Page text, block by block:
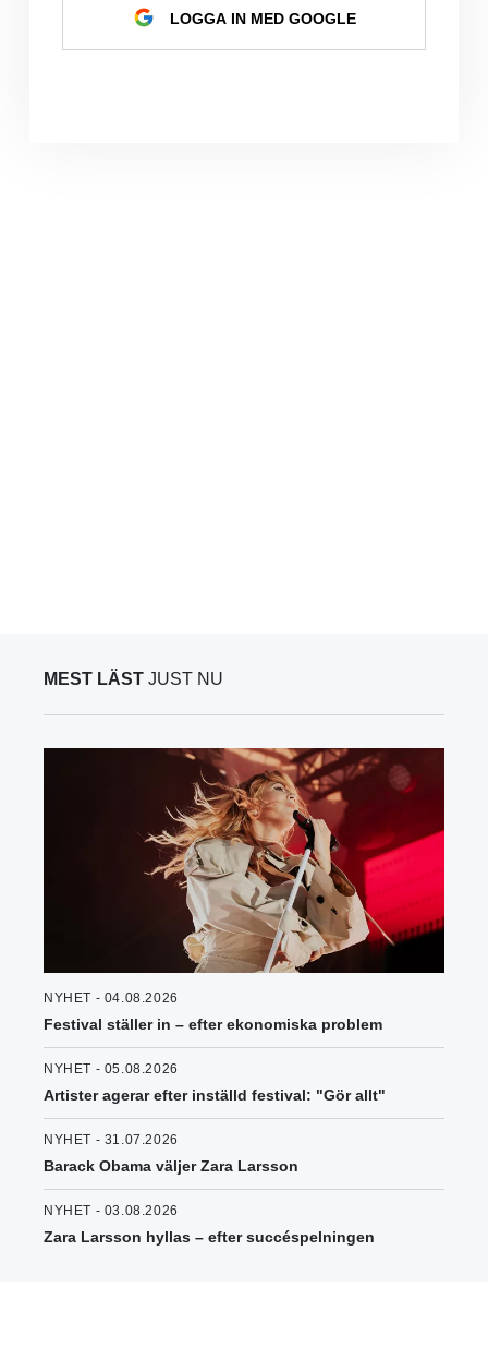
LOGGA IN MED GOOGLE
MEST LÄST JUST NU
NYHET - 04.08.2026
Festival ställer in – efter ekonomiska problem
NYHET - 05.08.2026
Artister agerar efter inställd festival: "Gör allt"
NYHET - 31.07.2026
Barack Obama väljer Zara Larsson
NYHET - 03.08.2026
Zara Larsson hyllas – efter succéspelningen